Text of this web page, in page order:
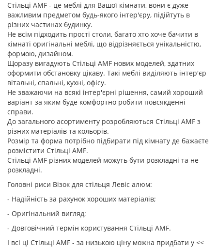
Стільці AMF - це меблі для Вашої кімнати, вони є дуже
важливим предметом будь-якого інтер'єру, підійтуть в
різних частинах будинку.
Не всім підходить прості столи, багато хто хоче бачити в
кімнаті оригінальні меблі, що відрізняється унікальністю,
формою, дизайном.
Щоразу вигадують Стільці AMF нових моделей, здатних
оформити обстановку цікаву. Такі меблі виділяють інтер'єр
вітальні, спальні, кухні, офісу.
Не зважаючи на всякі інтер'єрні рішення, самий хороший
варіант за яким буде комфортно робити повсякденні
справи.
До загального асортименту розробляються Стільці AMF з
різних матеріалів та кольорів.
Розмір та форма потрібно підбирати під кімнату де бажаєте
розмістити Стільці AMF.
Стільці AMF різних моделей можуть бути розкладні та не
розкладні.
Головні риси Візок для стільця Левіс алюм:
- Надійність за рахунок хороших матеріалів;
- Оригінальний вигляд;
- Довговічний термін користування Стільці AMF.
І всі ці Стільці AMF - за низькою ціну можна придбати у <<